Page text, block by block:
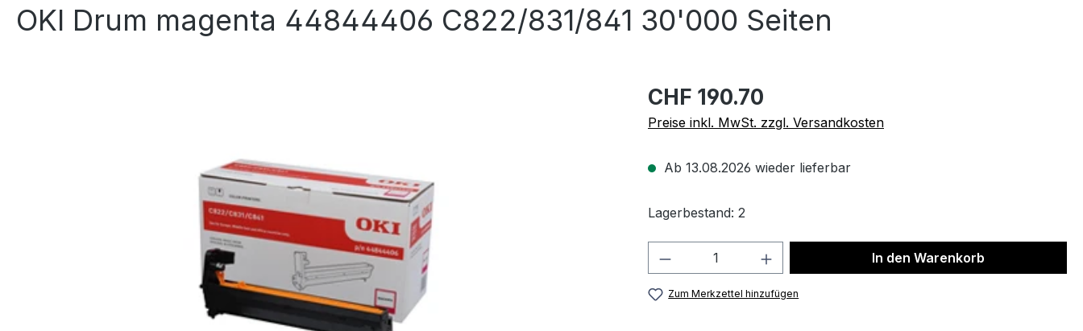
OKI Drum magenta 44844406 C822/831/841 30'000 Seiten
CHF 190.70
Preise inkl. MwSt. zzgl. Versandkosten
Ab 13.08.2026 wieder lieferbar
Lagerbestand: 2
Produkt Anzahl: Gib den gewünschten Wert
In den Warenkorb
Zum Merkzettel hinzufügen